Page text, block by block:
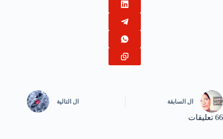
ال السابقة ال التالية
66 تعليقات